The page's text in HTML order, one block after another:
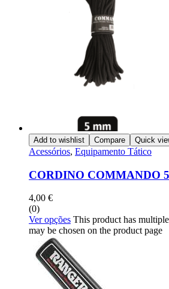
Add to wishlist Compare Quick
Acessórios, Equipamento Tático
CORDINO COMMANDO
4,00 €
(0)
Ver opções This product has
may be chosen on the product page